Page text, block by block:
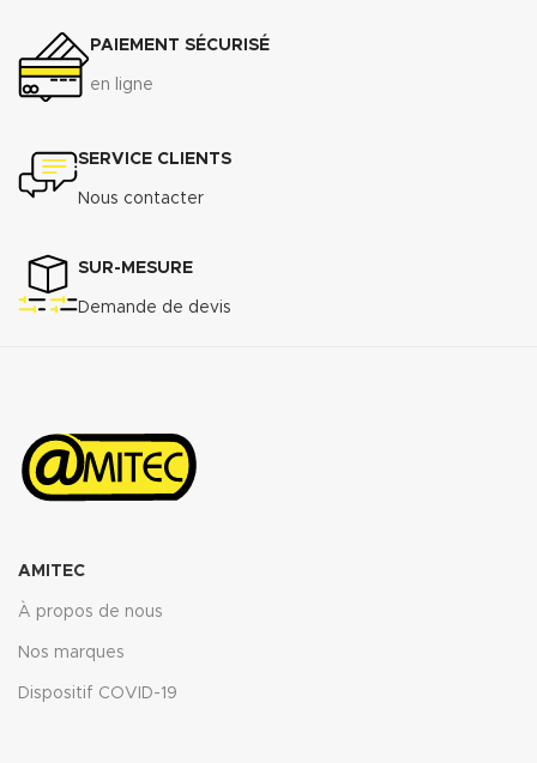
PAIEMENT SÉCURISÉ
en ligne
SERVICE CLIENTS
Nous contacter
SUR-MESURE
Demande de devis
AMITEC
À propos de nous
Nos marques
Dispositif COVID-19